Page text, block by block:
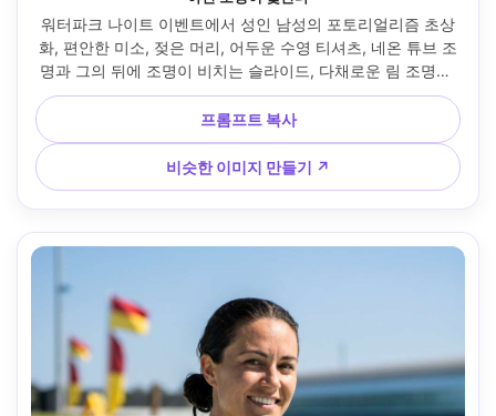
워터파크 나이트 이벤트에서 성인 남성의 포토리얼리즘 초상
화, 편안한 미소, 젖은 머리, 어두운 수영 티셔츠, 네온 튜브 조
명과 그의 뒤에 조명이 비치는 슬라이드, 다채로운 림 조명이
있는 무디 로우라이트, 소니 A7S III, 50mm f/1.4, 시네마틱 보
케, 머리와 어깨 프레임, 생동감 넘치는 나이트라이프 여름 무
드, 플라스틱 스무딩이 없는 사실적인 피부 질감, 균형 잡힌 소
음과 선명함, 고해상도 --ar 4:5
프롬프트 복사
비슷한 이미지 만들기 ↗